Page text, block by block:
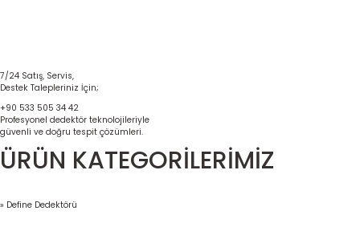
7/24 Satış, Servis,
Destek Talepleriniz İçin;
+90 533 505 34 42
Profesyonel dedektör teknolojileriyle
güvenli ve doğru tespit çözümleri.
ÜRÜN KATEGORİLERİMİZ
» Define Dedektörü